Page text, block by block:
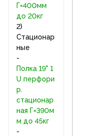
Г=400мм
до 20кг
2)
Стационар
ные
-
Полка 19" 1
U перфори
р.
стационар
ная Г=390м
м до 45кг
-